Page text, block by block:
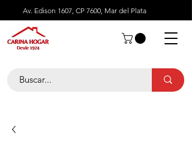
Av. Edison 1607, CP 7600, Mar del Plata